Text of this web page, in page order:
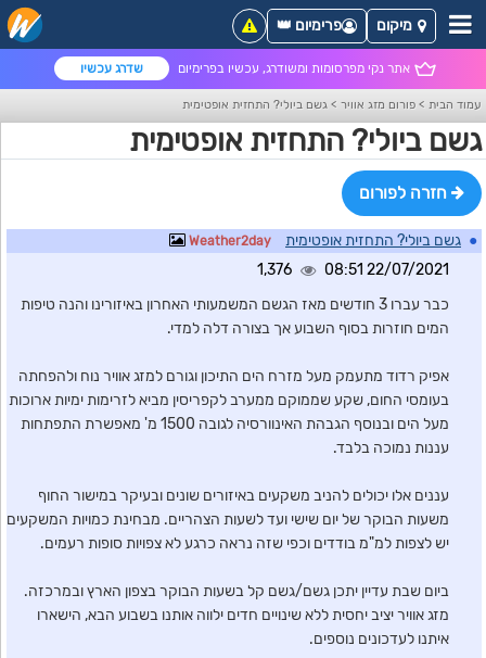
אתר נקי מפרסומות ומשודרג, עכשיו בפרימיום שדרג עכשיו
מיקום פרימיום 👑
עמוד הבית > פורום מזג אוויר > גשם ביולי? התחזית אופטימית
גשם ביולי? התחזית אופטימית
חזרה לפורום
● גשם ביולי? התחזית אופטימית Weather2day
22/07/2021 08:51
1,376
כבר עברו 3 חודשים מאז הגשם המשמעותי האחרון באיזורינו והנה טיפות
המים חוזרות בסוף השבוע אך בצורה דלה למדי.
אפיק רדוד מתעמק מעל מזרח הים התיכון וגורם למזג אוויר נוח ולהפחתה
בעומסי החום, שקע שממוקם ממערב לקפריסין מביא לזרימות ימיות ארוכות
מעל הים ובנוסף הגבהת האינוורסיה לגובה 1500 מ' מאפשרת התפתחות
עננות נמוכה בלבד.
עננים אלו יכולים להניב משקעים באיזורים שונים ובעיקר במישור החוף
משעות הבוקר של יום שישי ועד לשעות הצהריים. מבחינת כמויות המשקעים
יש לצפות למ"מ בודדים וכפי שזה נראה כרגע לא צפויות סופות רעמים.
ביום שבת עדיין יתכן גשם/גשם קל בשעות הבוקר בצפון הארץ ובמרכזה.
מזג אוויר יציב יחסית ללא שינויים חדים ילווה אותנו בשבוע הבא, הישארו
איתנו לעדכונים נוספים.